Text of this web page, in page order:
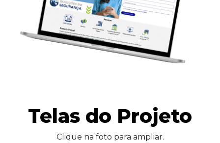
Telas do Projeto
Clique na foto para ampliar.